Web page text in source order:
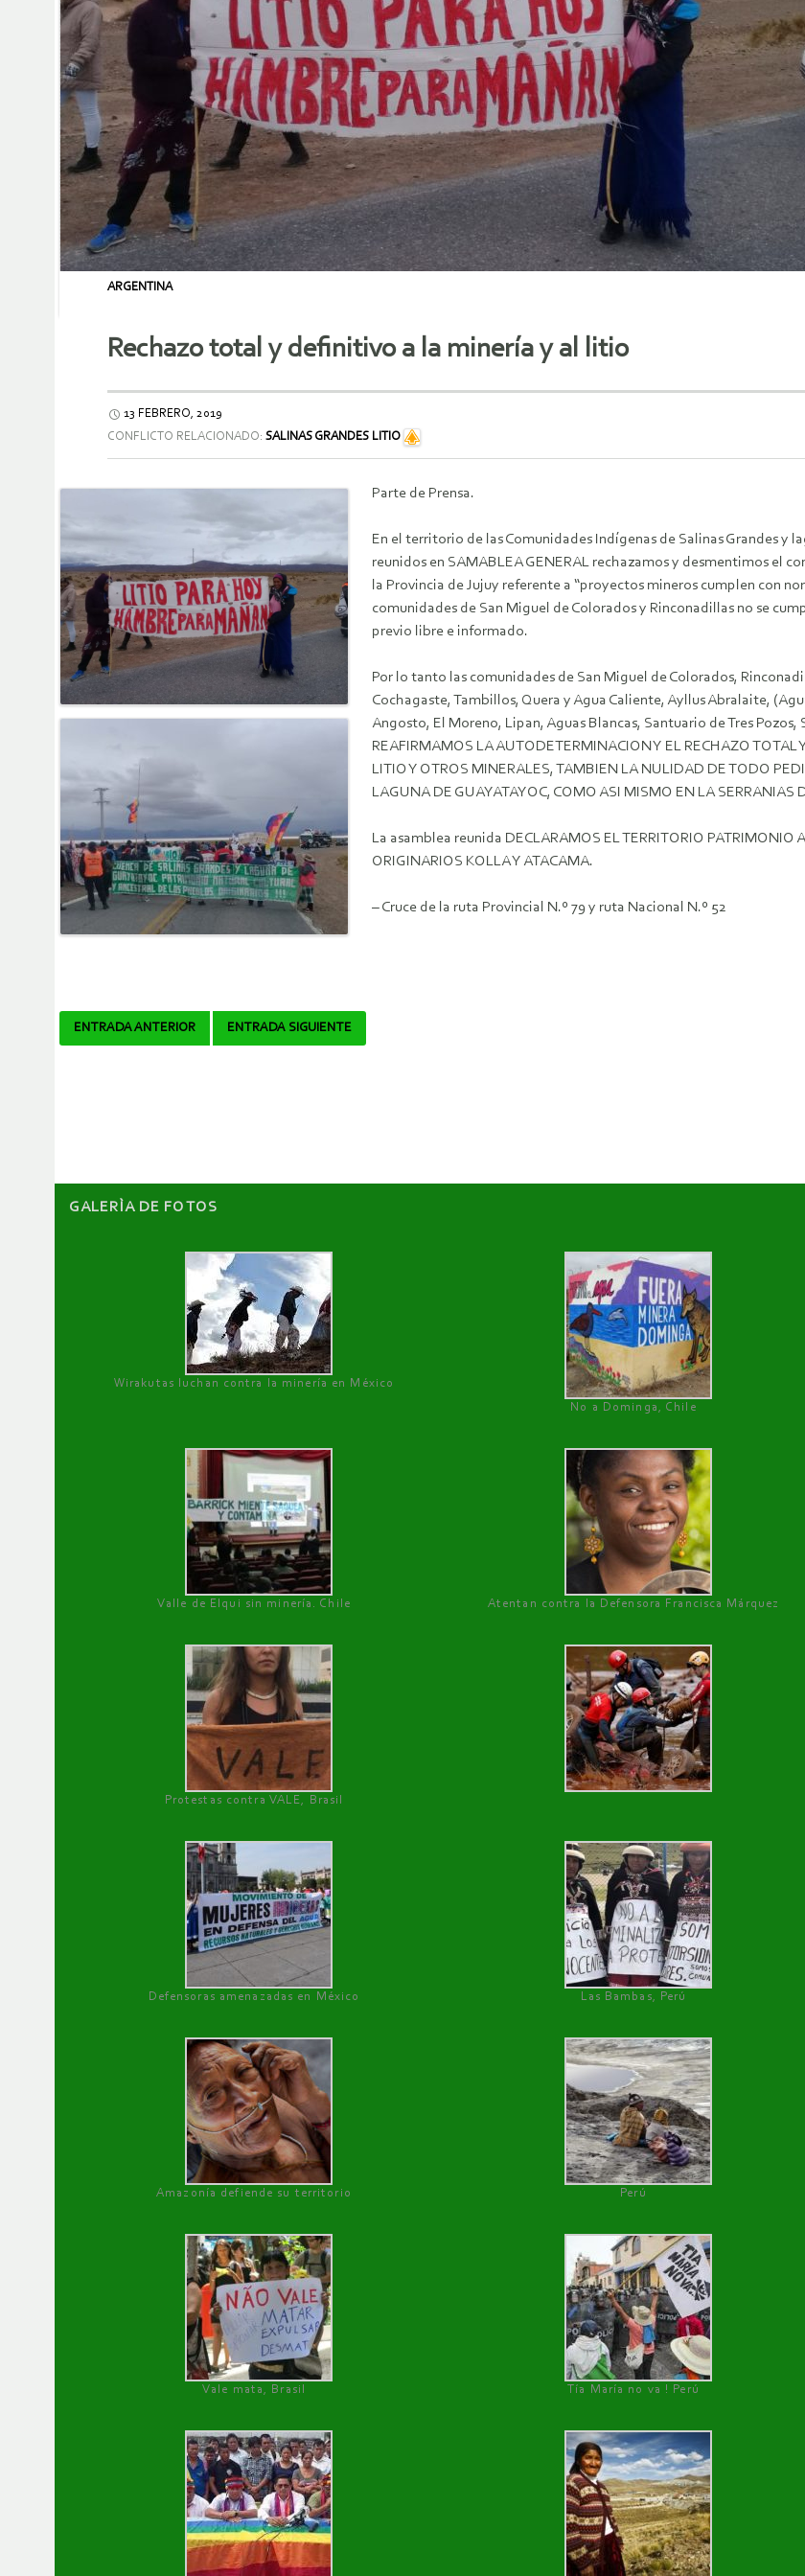
ARGENTINA
Rechazo total y definitivo a la minería y al litio
13 FEBRERO, 2019
CONFLICTO RELACIONADO: SALINAS GRANDES LITIO
Parte de Prensa.
En el territorio de las Comunidades Indígenas de Salinas Grandes y
reunidos en SAMABLEA GENERAL rechazamos y desmentimos el
la Provincia de Jujuy referente a “proyectos mineros cumplen con
comunidades de San Miguel de Colorados y Rinconadillas no se
previo libre e informado.
Por lo tanto las comunidades de San Miguel de Colorados,
Cochagaste, Tambillos, Quera y Agua Caliente, Ayllus Abralaite,
Angosto, El Moreno, Lipan, Aguas Blancas, Santuario de Tres
REAFIRMAMOS LA AUTODETERMINACION Y EL RECHAZO
LITIO Y OTROS MINERALES, TAMBIEN LA NULIDAD DE TODO
LAGUNA DE GUAYATAYOC, COMO ASI MISMO EN LA SERRANIAS
La asamblea reunida DECLARAMOS EL TERRITORIO PATRIMONIO
ORIGINARIOS KOLLA Y ATACAMA.
– Cruce de la ruta Provincial N.º 79 y ruta Nacional N.º 52
Navegador
ENTRADA ANTERIOR ENTRADA SIGUIENTE
GALERÌA DE FOTOS
Wirakutas luchan contra la minería en México
No a Dominga, Chile
Valle de Elqui sin minería. Chile Atentan contra la Defensora Francisca Márquez
Protestas contra VALE, Brasil
Defensoras amenazadas en México Las Bambas, Perú
Amazonía defiende su territorio Perú
Vale mata, Brasil Tía María no va ! Perú